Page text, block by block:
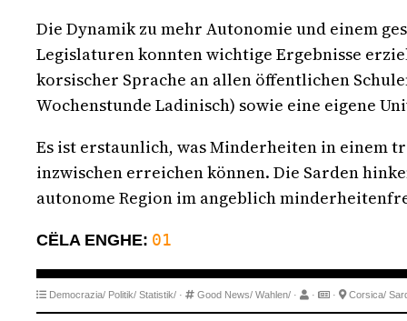
Die Dynamik zu mehr Autonomie und einem
Legislaturen konnten wichtige Ergebnisse
korsischer Sprache an allen öffentlichen
Wochenstunde Ladinisch) sowie eine eigene
Es ist erstaunlich, was Minderheiten in
inzwischen erreichen können. Die Sarden
autonome Region im angeblich
CËLA ENGHE: 01
Democrazia/ Politik/ Statistik/ · Good News/ Wahlen/ · · · Corsica/